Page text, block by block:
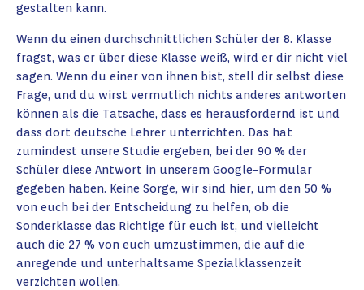
gestalten kann.
Wenn du einen durchschnittlichen Schüler der 8. Klasse
fragst, was er über diese Klasse weiß, wird er dir nicht viel
sagen. Wenn du einer von ihnen bist, stell dir selbst diese
Frage, und du wirst vermutlich nichts anderes antworten
können als die Tatsache, dass es herausfordernd ist und
dass dort deutsche Lehrer unterrichten. Das hat
zumindest unsere Studie ergeben, bei der 90 % der
Schüler diese Antwort in unserem Google-Formular
gegeben haben. Keine Sorge, wir sind hier, um den 50 %
von euch bei der Entscheidung zu helfen, ob die
Sonderklasse das Richtige für euch ist, und vielleicht
auch die 27 % von euch umzustimmen, die auf die
anregende und unterhaltsame Spezialklassenzeit
verzichten wollen.